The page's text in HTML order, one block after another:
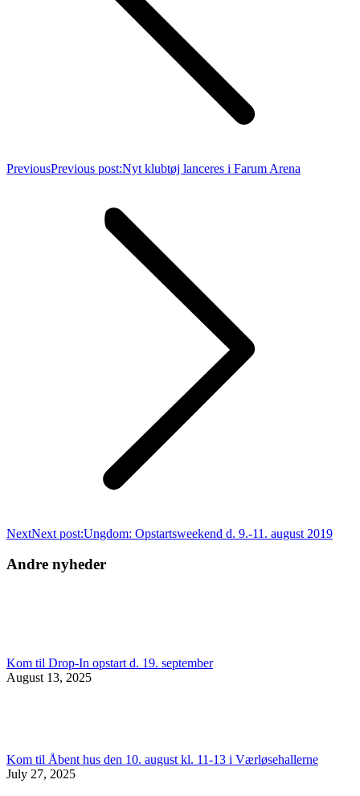
PreviousPrevious post:Nyt klubtøj lanceres i Farum Arena
NextNext post:Ungdom: Opstartsweekend d. 9.-11. august 2019
Andre nyheder
Kom til Drop-In opstart d. 19. september
August 13, 2025
Kom til Åbent hus den 10. august kl. 11-13 i Værløsehallerne
July 27, 2025